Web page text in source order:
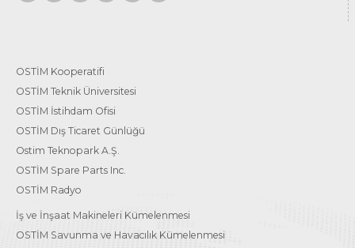
OSTİM Kooperatifi
OSTİM Teknik Üniversitesi
OSTİM İstihdam Ofisi
OSTİM Dış Ticaret Günlüğü
Ostim Teknopark A.Ş.
OSTİM Spare Parts Inc.
OSTİM Radyo
İş ve İnşaat Makineleri Kümelenmesi
OSTİM Savunma ve Havacılık Kümelenmesi